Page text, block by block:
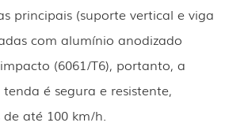
principais (suporte vertical e viga
com alumínio anodizado
(6061/T6), portanto, a
é segura e resistente,
até 100 km/h.